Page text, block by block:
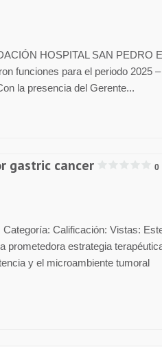
HOSPITAL SAN PEDRO
funciones para el periodo 2025 –
la presencia del Gerente...
gastric cancer
0
Calificación: Vistas:
prometedora estrategia
y el microambiente tumoral